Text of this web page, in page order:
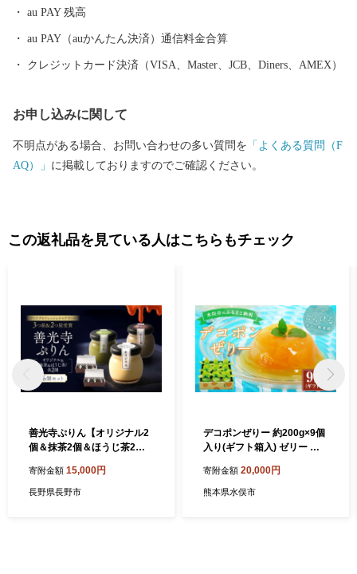
るさと納税コールセンター TEL：050-3090-1336 Mail：f.tsuruga
@do-furusato.jp 受付時間 午前9時00分～午後5時45分 (土曜日・
日曜日・祝日及び12月30日～1月3日を除く) ■ワンストップ特例申
ストップ特例申請書類受付係 宛
au PAY 残高
au PAY（auかんたん決済）通信料金合算
クレジットカード決済（VISA、Master、JCB、Diners、AMEX）
お申し込みに関して
不明点がある場合、お問い合わせの多い質問を 「よくある質問（F
AQ）」 に掲載しておりますのでご確認ください。
この返礼品を見ている人はこちらもチェック
善光寺ぷりん【オリジナル2
個＆抹茶2個＆ほうじ茶2
ーツ ギフト 詰め合わせ セッ
ト お菓子 プリン
寄附金額 15,000円
長野県長野市
デコポンぜりー 約200g×9個
入り(ギフト箱入) ゼリー デ
寄附金額 20,000円
熊本県水俣市